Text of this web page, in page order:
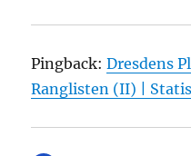
Pingback:Dresdens
Ranglisten (II) |